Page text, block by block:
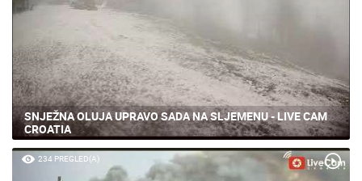
SNJEŽNA OLUJA UPRAVO SADA NA SLJEMENU - LIVE CAM
CROATIA
234 PREGLED(A)